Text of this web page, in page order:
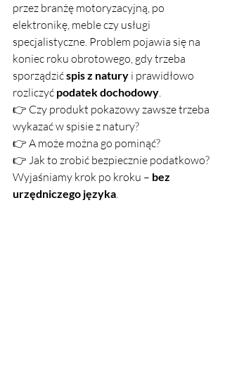
przez branżę motoryzacyjną, po
elektronikę, meble czy usługi
specjalistyczne. Problem pojawia się na
koniec roku obrotowego, gdy trzeba
sporządzić spis z natury i prawidłowo
rozliczyć podatek dochodowy.
👉 Czy produkt pokazowy zawsze trzeba
wykazać w spisie z natury?
👉 A może można go pominąć?
👉 Jak to zrobić bezpiecznie podatkowo?
Wyjaśniamy krok po kroku – bez
urzędniczego języka.